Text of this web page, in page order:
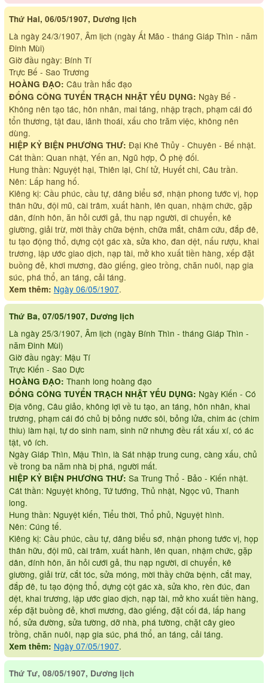
Thứ Hai, 06/05/1907, Dương lịch
Là ngày 24/3/1907, Âm lịch (ngày Ất Mão - tháng Giáp Thìn - năm
Đinh Mùi)
Giờ đầu ngày: Bính Tí
Trực Bế - Sao Trương
HOÀNG ĐẠO: Câu trần hắc đạo
ĐỔNG CÔNG TUYỂN TRẠCH NHẬT YẾU DỤNG: Ngày Bế -
Không nên tạo tác, hôn nhân, mai táng, nhập trạch, phạm cái đó
tổn thương, tật đau, lãnh thoái, xấu cho trăm việc, không nên
dùng.
HIỆP KỶ BIỆN PHƯƠNG THƯ: Đại Khê Thủy - Chuyên - Bế nhật.
Cát thần: Quan nhật, Yến an, Ngũ hợp, Ô phệ đối.
Hung thần: Nguyệt hại, Thiên lại, Chí tử, Huyết chi, Câu trần.
Nên: Lấp hang hố.
Kiêng kị: Cầu phúc, cầu tự, dâng biểu sớ, nhận phong tước vị, họp
thân hữu, đội mũ, cài trâm, xuất hành, lên quan, nhậm chức, gặp
dân, đính hôn, ăn hỏi cưới gả, thu nạp người, di chuyển, kê
giường, giải trừ, mời thầy chữa bệnh, chữa mắt, châm cứu, đắp đê,
tu tạo động thổ, dựng cột gác xà, sửa kho, đan dệt, nấu rượu, khai
trương, lập ước giao dịch, nạp tài, mở kho xuất tiền hàng, xếp đặt
buồng đẻ, khơi mương, đào giếng, gieo trồng, chăn nuôi, nạp gia
súc, phá thổ, an táng, cải táng.
Xem thêm: Ngày 06/05/1907.
Thứ Ba, 07/05/1907, Dương lịch
Là ngày 25/3/1907, Âm lịch (ngày Bính Thìn - tháng Giáp Thìn -
năm Đinh Mùi)
Giờ đầu ngày: Mậu Tí
Trực Kiến - Sao Dực
HOÀNG ĐẠO: Thanh long hoàng đạo
ĐỔNG CÔNG TUYỂN TRẠCH NHẬT YẾU DỤNG: Ngày Kiến - Có
Địa võng, Câu giảo, không lợi về tu tạo, an táng, hôn nhân, khai
trương, phạm cái đó chủ bị bỏng nước sôi, bỏng lửa, chim ác (chim
thiu) làm hại, tự do sinh nam, sinh nữ nhưng đều rất xấu xí, có ác
tật, vô ích.
Ngày Giáp Thìn, Mậu Thìn, là Sát nhập trung cung, càng xấu, chủ
về trong ba năm nhà bị phá, người mất.
HIỆP KỶ BIỆN PHƯƠNG THƯ: Sa Trung Thổ - Bảo - Kiến nhật.
Cát thần: Nguyệt không, Tứ tướng, Thủ nhật, Ngọc vũ, Thanh
long.
Hung thần: Nguyệt kiến, Tiểu thời, Thổ phủ, Nguyệt hình.
Nên: Cúng tế.
Kiêng kị: Cầu phúc, cầu tự, dâng biểu sớ, nhận phong tước vị, họp
thân hữu, đội mũ, cài trâm, xuất hành, lên quan, nhậm chức, gặp
dân, đính hôn, ăn hỏi cưới gả, thu nạp người, di chuyển, kê
giường, giải trừ, cắt tóc, sửa móng, mời thầy chữa bệnh, cắt may,
đắp đê, tu tạo động thổ, dựng cột gác xà, sửa kho, rèn đúc, đan
dệt, khai trương, lập ước giao dịch, nạp tài, mở kho xuất tiền hàng,
xếp đặt buồng đẻ, khơi mương, đào giếng, đặt cối đá, lấp hang
hố, sửa đường, sửa tường, dỡ nhà, phá tường, chặt cây gieo
trồng, chăn nuôi, nạp gia súc, phá thổ, an táng, cải táng.
Xem thêm: Ngày 07/05/1907.
Thứ Tư, 08/05/1907, Dương lịch